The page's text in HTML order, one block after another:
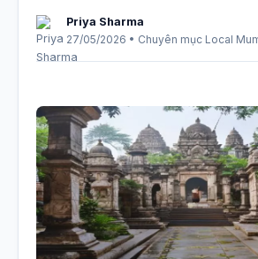
Priya Sharma
27/05/2026 • Chuyên mục Local